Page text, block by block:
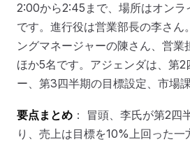
2:00から2:45まで、場所はオンラ
です。進行役は営業部長の李さん
ングマネージャーの陳さん、営業
ほか5名です。アジェンダは、第2
ー、第3四半期の目標設定、市場
要点まとめ ： 冒頭、李氏が第2四
り、売上は目標を10%上回った